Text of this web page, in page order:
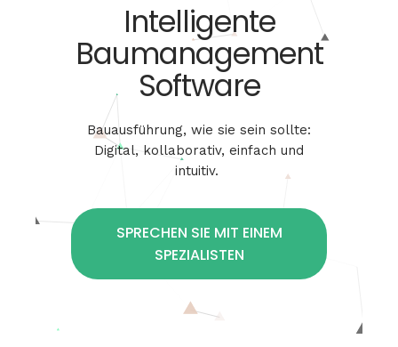
Intelligente
Baumanagement
Software
Bauausführung, wie sie sein sollte:
Digital, kollaborativ, einfach und
intuitiv.
SPRECHEN SIE MIT EINEM
SPEZIALISTEN